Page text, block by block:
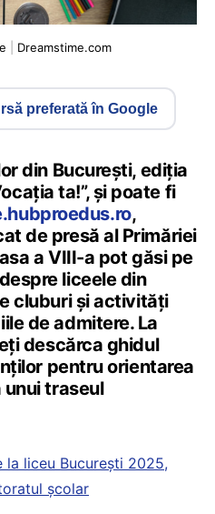
Dreamstime.com
preferată în Google
din București, ediția
ta!”, și poate fi
,
de presă al Primăriei
a VIII-a pot găsi pe
liceele din
cluburi și activități
de admitere. La
descărca ghidul
pentru orientarea
unui traseul
la liceu București 2025,
școlar